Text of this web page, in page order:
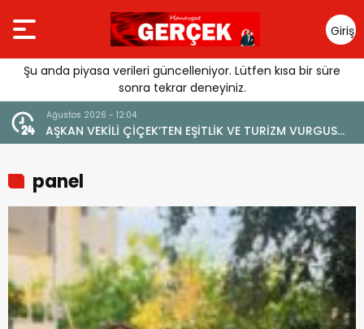
Giriş
Yap
Şu anda piyasa verileri güncelleniyor. Lütfen kısa bir süre
sonra tekrar deneyiniz.
4 Ağustos 2026 - 19:47
YENİ BİR DİN: SOSYAL MEDYA
panel